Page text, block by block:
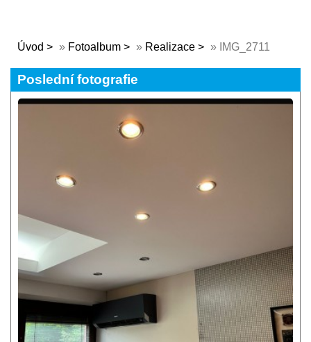
Úvod » Fotoalbum » Realizace » IMG_2711
Poslední fotografie